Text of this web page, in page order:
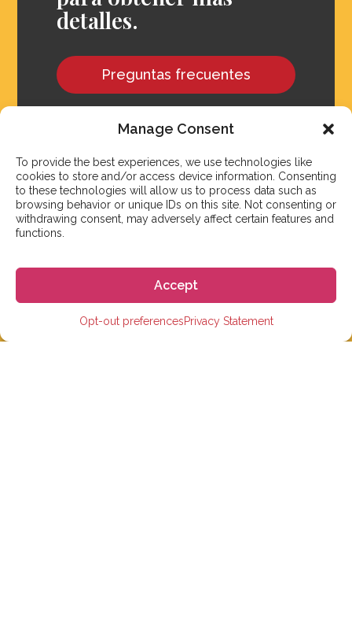
Manage Consent
To provide the best experiences, we use technologies like
cookies to store and/or access device information. Consenting
to these technologies will allow us to process data such as
browsing behavior or unique IDs on this site. Not consenting or
withdrawing consent, may adversely affect certain features and
functions.
Accept
Opt-out preferencesPrivacy Statement
detalles.
Preguntas frecuentes
Nuestro objetivo es responder a nuestros estudiantes